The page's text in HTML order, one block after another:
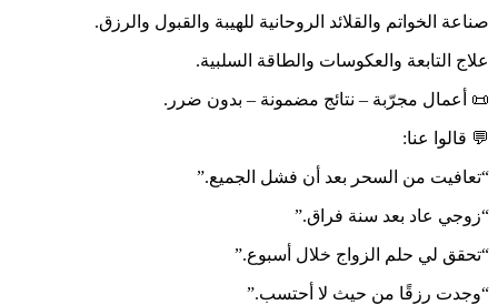
صناعة الخواتم والقلائد الروحانية للهيبة والقبول والرزق.
علاج التابعة والعكوسات والطاقة السلبية.
📜 أعمال مجرّبة – نتائج مضمونة – بدون ضرر.
💬 قالوا عنا:
“تعافيت من السحر بعد أن فشل الجميع.”
“زوجي عاد بعد سنة فراق.”
“تحقق لي حلم الزواج خلال أسبوع.”
“وجدت رزقًا من حيث لا أحتسب.”